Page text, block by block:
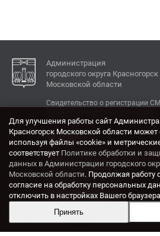
Администрация
городского округа Красногорск
Московской области
Свидетельство о регистрации
КОНТАКТЫ
Адрес: 143404, Московская
ул. Ленина, дом 4.
Электронная почта:
krasrn@mosreg.ru
Разработка и поддержка сайта ADN
Для улучшения работы сайт
Красногорск Московской области
используя файлы «cookie» и
соответствует Политике обработки и
данных в Администрации городского
Московской области. Продолжая работу
согласие на обработку персональных
отключить в настройках Вашего
Принять